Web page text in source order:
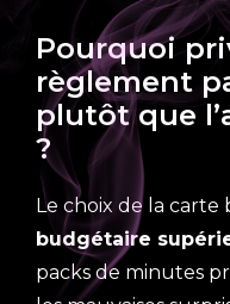
Pourquoi
règlement
plutôt que
?
Le choix de la
budgétaire
packs de minutes